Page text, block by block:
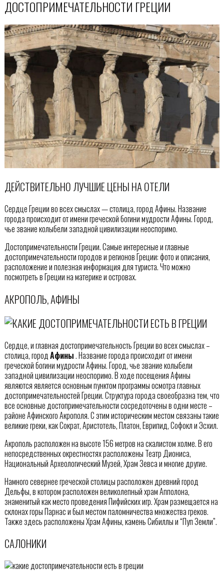
ДОСТОПРИМЕЧАТЕЛЬНОСТИ ГРЕЦИИ
ДЕЙСТВИТЕЛЬНО ЛУЧШИЕ ЦЕНЫ НА ОТЕЛИ
Сердце Греции во всех смыслах — столица, город Афины. Название
города происходит от имени греческой богини мудрости Афины. Город,
чье звание колыбели западной цивилизации неоспоримо.
Достопримечательности Греции. Самые интересные и главные
достопримечательности городов и регионов Греции: фото и описания,
расположение и полезная информация для туриста. Что можно
посмотреть в Греции на материке и островах.
АКРОПОЛЬ, АФИНЫ
Сердце, и главная достопримечательность Греции во всех смыслах –
столица, город Афины. Название города происходит от имени
греческой богини мудрости Афины. Город, чье звание колыбели
западной цивилизации неоспоримо. В ходе посещения Афины
являются является основным пунктом программы осмотра главных
достопримечательностей Греции. Структура города своеобразна тем, что
все основные достопримечательности сосредоточены в одни месте –
районе Афинского Акрополя. С этим историческим местом связаны такие
великие греки, как Сократ, Аристотель, Платон, Еврипид, Софокл и Эсхил.
Акрополь расположен на высоте 156 метров на скалистом холме. В его
непосредственных окрестностях расположены Театр Диониса,
Национальный Археологический Музей, Храм Зевса и многие другие.
Намного севернее греческой столицы расположен древний город
Дельфы, в котором расположен великолепный храм Апполона,
знаменитый как место проведения Пифийских игр. Храм размещается на
склонах горы Парнас и был местом паломничества множества греков.
Также здесь расположены Храм Афины, камень Сибиллы и “Пуп Земли”.
САЛОНИКИ